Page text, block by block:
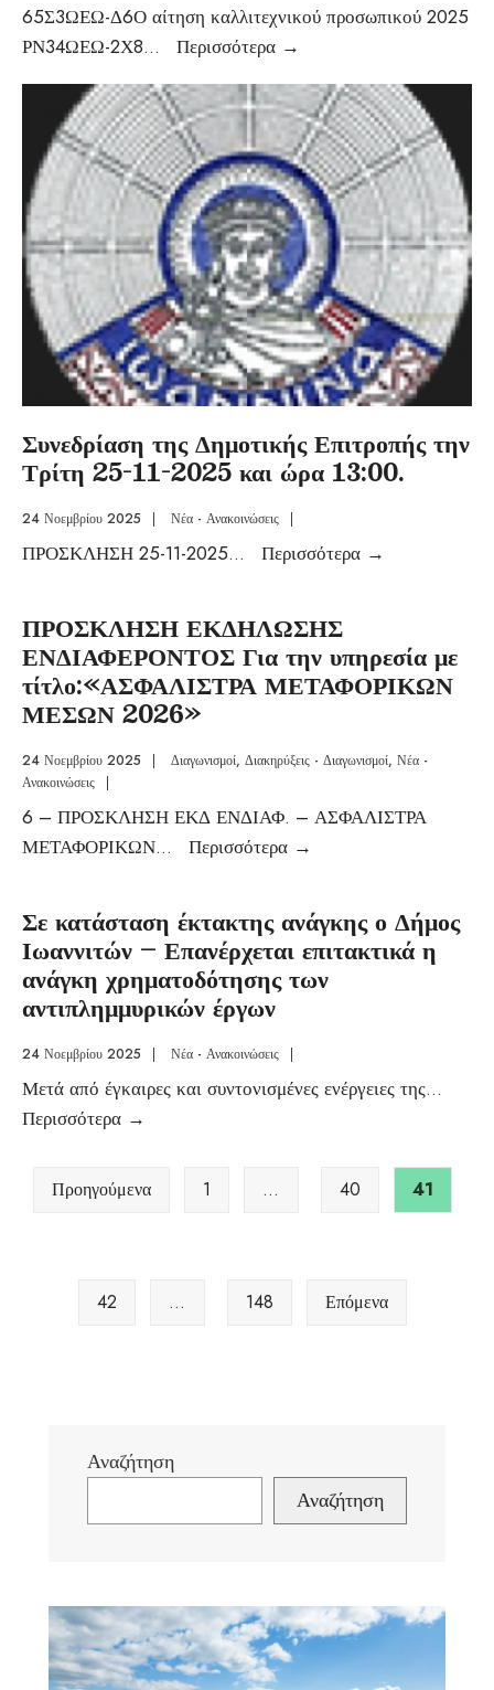
65Σ3ΩΕΩ-Δ6Ο αίτηση καλλιτεχνικού προσωπικού 2025
ΡΝ34ΩΕΩ-2Χ8... Περισσότερα →
Συνεδρίαση της Δημοτικής Επιτροπής την
Τρίτη 25-11-2025 και ώρα 13:00.
24 Νοεμβρίου 2025 | Νέα - Ανακοινώσεις |
ΠΡΟΣΚΛΗΣΗ 25-11-2025... Περισσότερα →
ΠΡΟΣΚΛΗΣΗ ΕΚΔΗΛΩΣΗΣ
ΕΝΔΙΑΦΕΡΟΝΤΟΣ Για την υπηρεσία με
τίτλο:«ΑΣΦΑΛΙΣΤΡΑ ΜΕΤΑΦΟΡΙΚΩΝ
ΜΕΣΩΝ 2026»
24 Νοεμβρίου 2025 | Διαγωνισμοί, Διακηρύξεις - Διαγωνισμοί, Νέα -
Ανακοινώσεις
|
6 – ΠΡΟΣΚΛΗΣΗ ΕΚΔ ΕΝΔΙΑΦ. – ΑΣΦΑΛΙΣΤΡΑ
ΜΕΤΑΦΟΡΙΚΩΝ... Περισσότερα →
Σε κατάσταση έκτακτης ανάγκης ο Δήμος
Ιωαννιτών – Επανέρχεται επιτακτικά η
ανάγκη χρηματοδότησης των
αντιπλημμυρικών έργων
24 Νοεμβρίου 2025 | Νέα - Ανακοινώσεις |
Μετά από έγκαιρες και συντονισμένες ενέργειες της...
Περισσότερα →
Προηγούμενα 1 … 40 41
42 … 148 Επόμενα
Αναζήτηση
Αναζήτηση